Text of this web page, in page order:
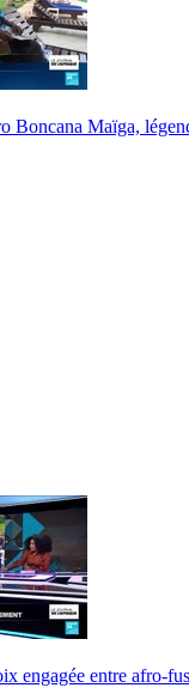
Boncana Maïga,
engagée entre afro-